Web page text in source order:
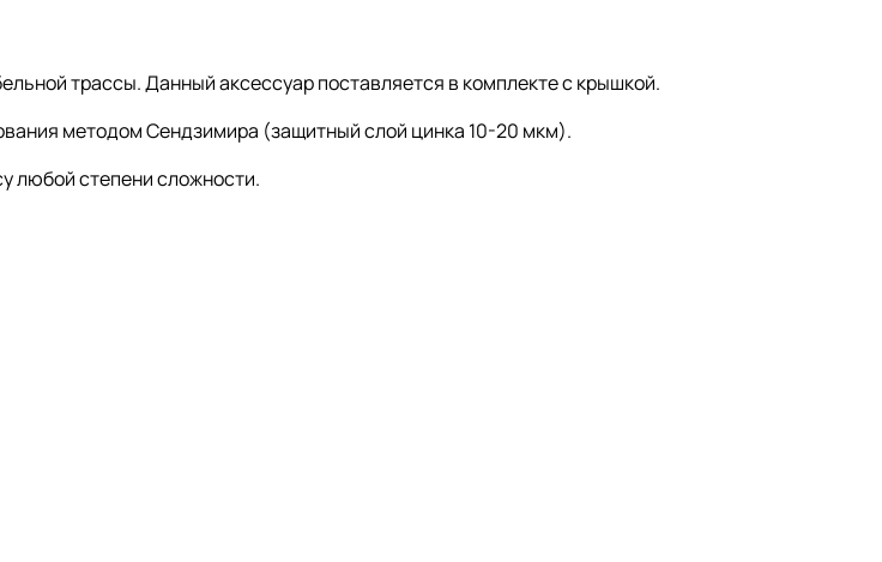
трассы. Данный аксессуар поставляется в комплекте с крышкой.
методом Сендзимира (защитный слой цинка 10-20 мкм).
любой степени сложности.